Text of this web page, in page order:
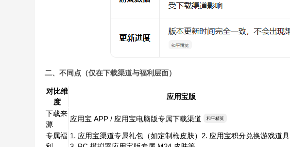
二、不同点（仅在下载渠道与福利层面）
对比维
度
应用宝版
下载来
源
应用宝 APP / 应用宝电脑版专属下载渠道 和平精英
专属福 1. 应用宝渠道专属礼包（如定制枪皮肤）2. 应用宝积分兑换游戏道具